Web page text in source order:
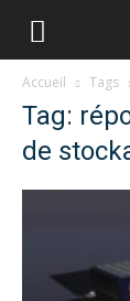
Accueil Tags
Tag:
de